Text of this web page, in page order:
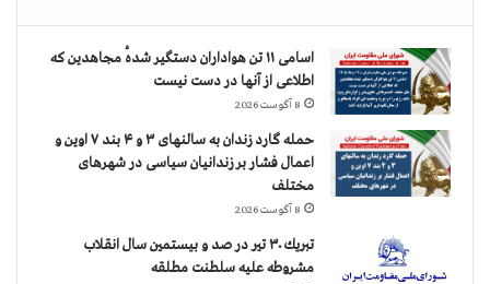
اسامی ۱۱ تن هواداران دستگیر شدهٔ مجاهدین که
اطلاعی از آنها در دست نیست
8 آگوست 2026
حمله گارد زندان به سالنهای ۳ و ۴ بند ۷ اوین و
اعمال فشار بر زندانیان سیاسی در شهرهای
مختلف
8 آگوست 2026
تبريك ۳۰ تير در صد و بيستمين سال انقلاب
مشروطه عليه سلطنت مطلقه